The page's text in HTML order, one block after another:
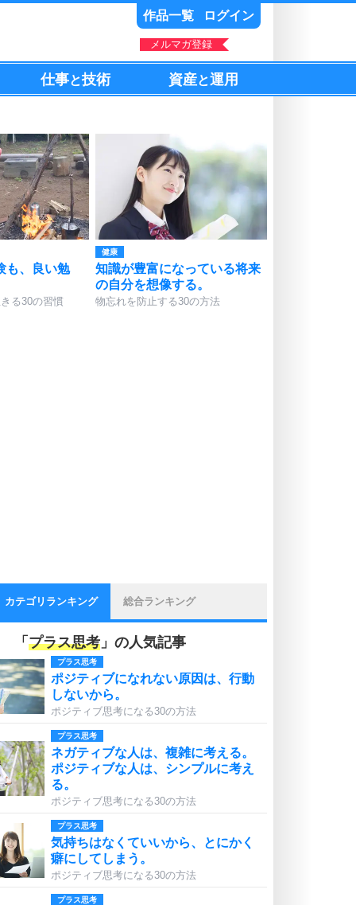
作品一覧 ログイン
メルマガ登録
仕事と技術 資産と運用
も、良い勉
る30の習慣
健康
知識が豊富になっている将来
の自分を想像する。
物忘れを防止する30の方法
カテゴリランキング 総合ランキング
「 プラス思考 」の人気記事
プラス思考
ポジティブになれない原因は、行動
しないから。
ポジティブ思考になる30の方法
プラス思考
ネガティブな人は、複雑に考える。
ポジティブな人は、シンプルに考え
る。
ポジティブ思考になる30の方法
プラス思考
気持ちはなくていいから、とにかく
癖にしてしまう。
ポジティブ思考になる30の方法
プラス思考